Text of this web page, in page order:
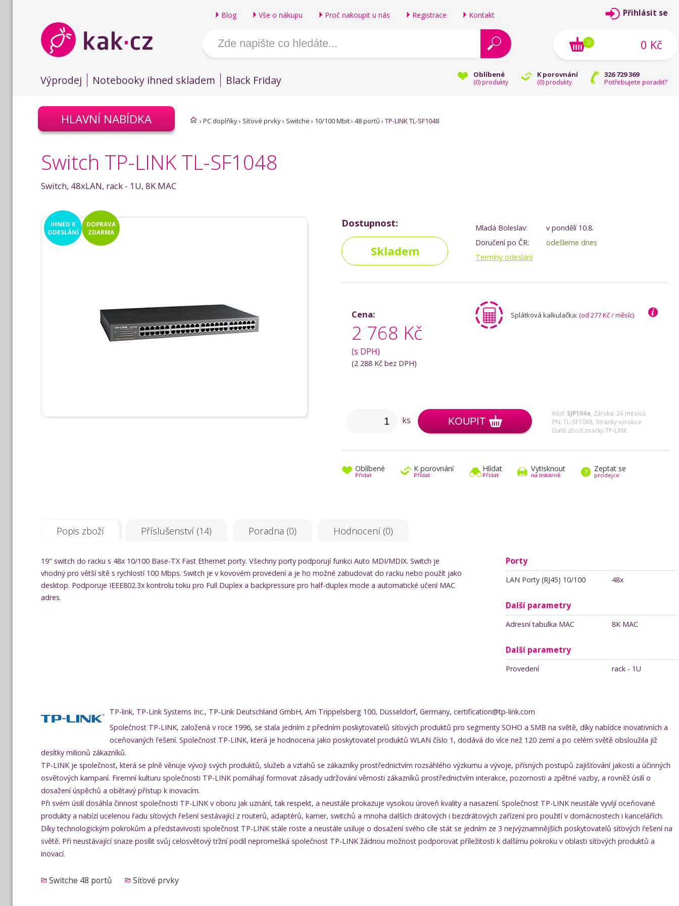
Blog Vše o nákupu Proč nakoupit u nás Registrace Kontakt
Oblíbené
(0) produkty
K porovnání
(0) produkty
326 729 369
Potřebujete poradit?
Výprodej Notebooky ihned skladem Black Friday
Přihlásit se
0 Kč
0
HLAVNÍ NABÍDKA › PC doplňky› Síťové prvky› Switche › 10/100 Mbit› 48 portů › TP-LINK TL-SF1048
Switch TP-LINK TL-SF1048
Switch, 48xLAN, rack - 1U, 8K MAC
IHNED K
ODESLÁNÍ
DOPRAVA
ZDARMA
Dostupnost:
Skladem
Mladá Boleslav:
v pondělí 10.8.
Doručení po ČR:
odešleme dnes
Termíny odeslání
Cena:
2 768 Kč
(s DPH)
(2 288 Kč bez DPH)
Splátková kalkulačka: (od 277 Kč / měsíc)
ks KOUPIT
Kód: SJP104a Záruka: 24 měsíců
PN: TL-SF1048, Stránky výrobce
Další zboží značky TP-LINK
Oblíbené
Přidat
K porovnání
Přidat
Hlídat
Přidat
Vytisknout
na tiskárně
Zeptat se
prodejce
Popis zboží Příslušenství (14) Poradna (0) Hodnocení (0)
19" switch do racku s 48x 10/100 Base-TX Fast Ethernet porty. Všechny porty podporují funkci Auto MDI/MDIX. Switch je
vhodný pro větší sítě s rychlostí 100 Mbps. Switch je v kovovém provedení a je ho možné zabudovat do racku nebo použít jako
desktop. Podporuje IEEE802.3x kontrolu toku pro Full Duplex a backpressure pro half-duplex mode a automatické učení MAC
adres.
Porty
LAN Porty (RJ45) 10/100 48x
Další parametry
Adresní tabulka MAC 8K MAC
Další parametry
Provedení rack - 1U
TP-link, TP-Link Systems Inc., TP-Link Deutschland GmbH, Am Trippelsberg 100, Düsseldorf, Germany, certification@tp-link.com
Společnost TP-LINK, založená v roce 1996, se stala jedním z předním poskytovatelů síťových produktů pro segmenty SOHO a SMB na světě, díky nabídce inovativních a
oceňovaných řešení. Společnost TP-LINK, která je hodnocena jako poskytovatel produktů WLAN číslo 1, dodává do více než 120 zemí a po celém světě obsloužila již
desítky milionů zákazníků.
TP-LINK je společnost, která se plně věnuje vývoji svých produktů, služeb a vztahů se zákazníky prostřednictvím rozsáhlého výzkumu a vývoje, přísných postupů zajišťování jakosti a účinných
osvětových kampaní. Firemní kulturu společnosti TP-LINK pomáhají formovat zásady udržování věrnosti zákazníků prostřednictvím interakce, pozornosti a zpětné vazby, a rovněž úsilí o
dosažení úspěchů a obětavý přístup k inovacím.
Při svém úsilí dosáhla činnost společnosti TP-LINK v oboru jak uznání, tak respekt, a neustále prokazuje vysokou úroveň kvality a nasazení. Společnost TP-LINK neustále vyvíjí oceňované
produkty a nabízí ucelenou řadu síťových řešení sestávající z routerů, adaptérů, kamer, switchů a mnoha dalších drátových i bezdrátových zařízení pro použití v domácnostech i kancelářích.
Díky technologickým pokrokům a představivosti společnost TP-LINK stále roste a neustále usiluje o dosažení svého cíle stát se jedním ze 3 nejvýznamnějších poskytovatelů síťových řešení na
světě. Při neustávající snaze posílit svůj celosvětový tržní podíl nepromešká společnost TP-LINK žádnou možnost podporovat příležitosti k dalšímu pokroku v oblasti síťových produktů a
inovací.
Switche 48 portů Síťové prvky